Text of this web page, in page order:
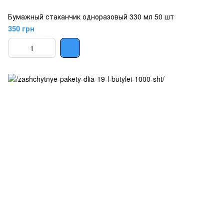
Бумажный стаканчик одноразовый 330 мл 50 шт
350 грн